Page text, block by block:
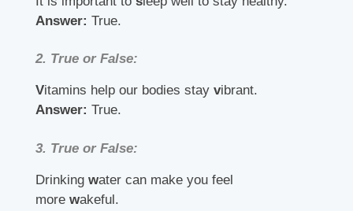
Answer: True.
2. True or False:
Vitamins help our bodies stay vibrant.
Answer: True.
3. True or False:
Drinking water can make you feel
more wakeful.